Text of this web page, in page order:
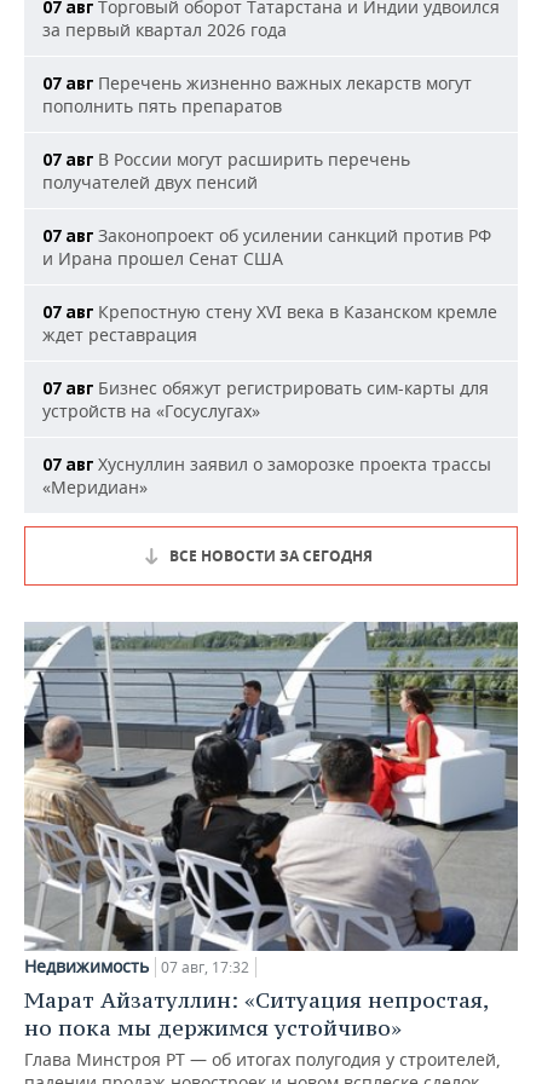
07 авг Торговый оборот Татарстана и Индии удвоился
за первый квартал 2026 года
07 авг Перечень жизненно важных лекарств могут
пополнить пять препаратов
07 авг В России могут расширить перечень
получателей двух пенсий
07 авг Законопроект об усилении санкций против РФ
и Ирана прошел Сенат США
07 авг Крепостную стену XVI века в Казанском кремле
ждет реставрация
07 авг Бизнес обяжут регистрировать сим-карты для
устройств на «Госуслугах»
07 авг Хуснуллин заявил о заморозке проекта трассы
«Меридиан»
ВСЕ НОВОСТИ ЗА СЕГОДНЯ
Недвижимость 07 авг, 17:32
Марат Айзатуллин: «Ситуация непростая,
но пока мы держимся устойчиво»
Глава Минстроя РТ — об итогах полугодия у строителей,